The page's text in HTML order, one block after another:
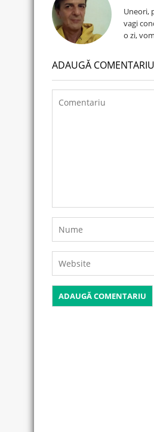
Uneori,
vagi
o zi,
ADAUGĂ COMENTARIU